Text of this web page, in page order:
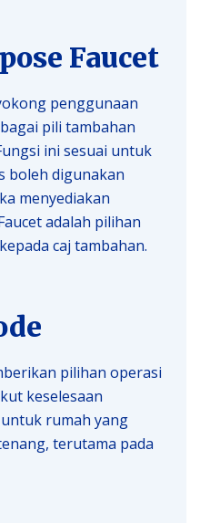
Faucet
penggunaan
pili tambahan
ini sesuai untuk
boleh digunakan
menyediakan
adalah pilihan
caj tambahan.
pilihan operasi
keselesaan
rumah yang
terutama pada